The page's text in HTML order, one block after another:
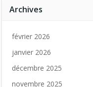
Archives
février 2026
janvier 2026
décembre 2025
novembre 2025